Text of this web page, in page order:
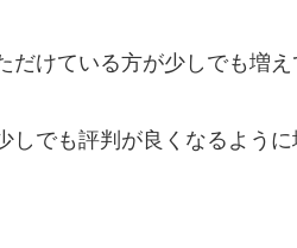
だけている方が少しでも増
しでも評判が良くなるように